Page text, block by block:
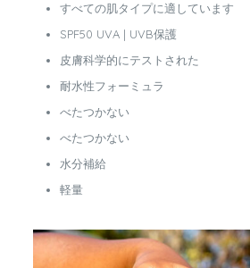
すべての肌タイプに適しています
SPF50 UVA | UVB保護
皮膚科学的にテストされた
耐水性フォーミュラ
べたつかない
べたつかない
水分補給
軽量